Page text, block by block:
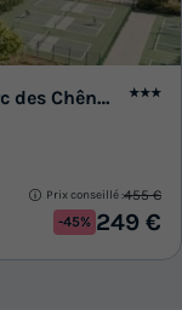
Camping Versants (anciennement Parc des Chênes) ★★★
Prix conseillé :455 €
-45% 249 €